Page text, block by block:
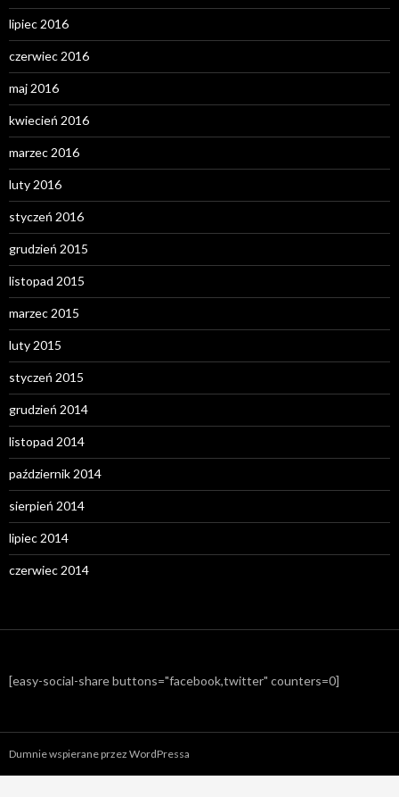
lipiec 2016
czerwiec 2016
maj 2016
kwiecień 2016
marzec 2016
luty 2016
styczeń 2016
grudzień 2015
listopad 2015
marzec 2015
luty 2015
styczeń 2015
grudzień 2014
listopad 2014
październik 2014
sierpień 2014
lipiec 2014
czerwiec 2014
[easy-social-share buttons="facebook,twitter" counters=0]
Dumnie wspierane przez WordPressa